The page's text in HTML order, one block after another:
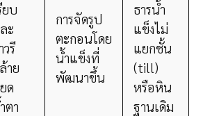
ยบ
ะ
วรี
าย
ด
ตา
การจัดรูป
ตะกอนโดย
น้ำแข็งที่
พัฒนาขึ้น
ธารน้ำ
แข็งไม่
แยกชั้น
(till)
หรือหิน
ฐานเดิม